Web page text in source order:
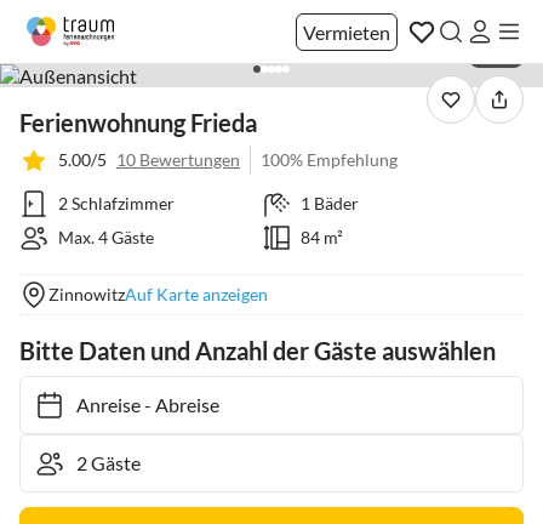
Vermieten
Ferienwohnung Frieda
5.00/5 10 Bewertungen 100% Empfehlung
2 Schlafzimmer
1 Bäder
Max. 4 Gäste
84 m²
ZinnowitzAuf Karte anzeigen
Bitte Daten und Anzahl der Gäste auswählen
Anreise- Abreise